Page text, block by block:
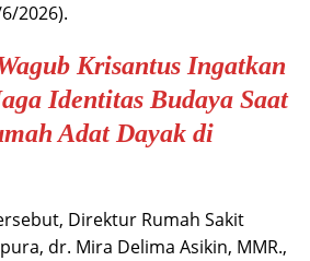
2026).
Krisantus Ingatkan
Identitas Budaya Saat
Adat Dayak di
Direktur Rumah Sakit
dr. Mira Delima Asikin, MMR.,